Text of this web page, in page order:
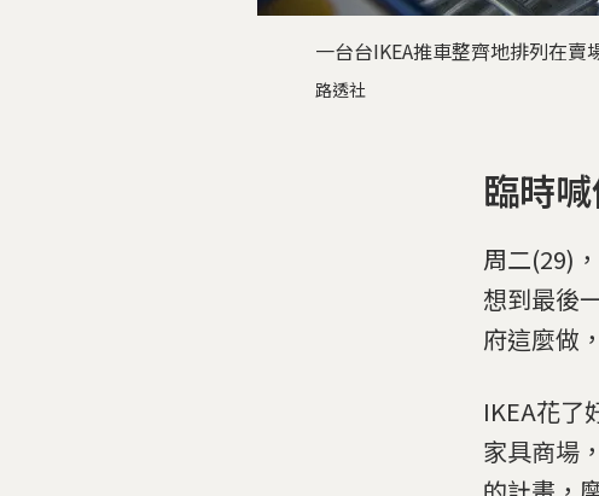
一台台IKEA推車整齊地排列在賣
路透社
臨時
周二(29)
想到最後
府這麼做
IKEA花了
家具商場